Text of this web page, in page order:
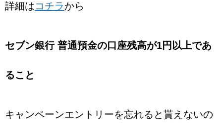
詳細は コチラから
セブン銀行 普通預金の口座残高が1円以上であ
ること
キャンペーンエントリーを忘れると貰えないの